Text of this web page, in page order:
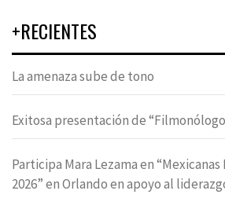
+RECIENTES
La amenaza sube de tono
Exitosa presentación de
Participa Mara Lezama en
2026” en Orlando en apoyo al